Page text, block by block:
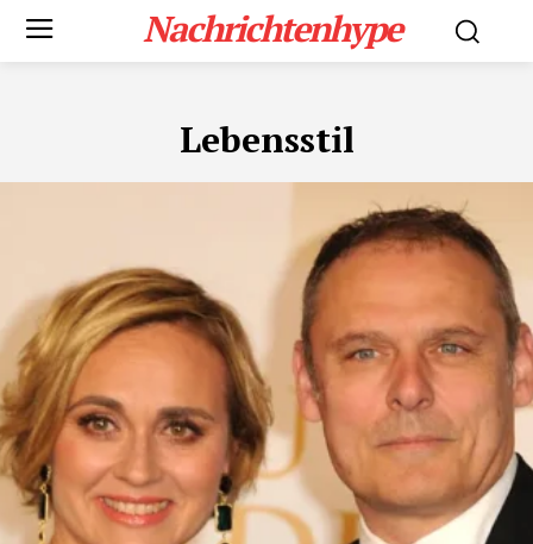
Nachrichtenhype
Lebensstil